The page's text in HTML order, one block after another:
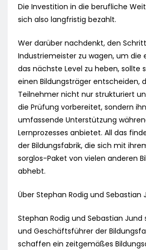
Die Investition in die berufliche
sich also langfristig bezahlt.
Wer darüber nachdenkt, den
Industriemeister zu wagen, um die
das nächste Level zu heben, sollte
einen Bildungsträger entscheiden,
Teilnehmer nicht nur strukturiert
die Prüfung vorbereitet, sondern
umfassende Unterstützung
Lernprozesses anbietet. All das
der Bildungsfabrik, die sich mit
sorglos-Paket von vielen anderen
abhebt.
Über Stephan Rodig und Sebastian
Stephan Rodig und Sebastian Jund
und Geschäftsführer der
schaffen ein zeitgemäßes